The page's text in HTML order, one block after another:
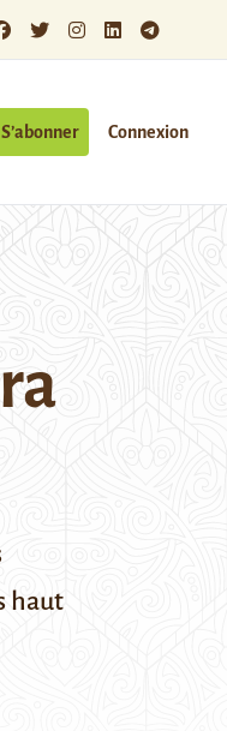
S’abonner Connexion
haut